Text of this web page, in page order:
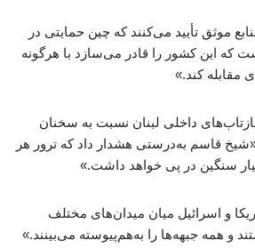
موثق تأیید می‌کنند که چین حمایتی در
که این کشور را قادر می‌سازد با هرگونه
مقابله کند.»
داخلی لبنان نسبت به سخنان
قاسم به‌درستی هشدار داد که ترور هر
سنگین در پی خواهد داشت.»
و اسرائیل میان میدان‌های مختلف
و همه جبهه‌ها را به‌هم‌پیوسته می‌بینند.»